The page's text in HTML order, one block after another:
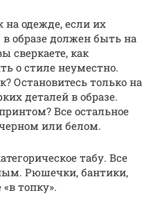
на одежде, если их
образе должен быть на
сверкаете, как
о стиле неуместно.
Остановитесь только на
деталей в образе.
Все остальное
или белом.
табу. Все
Рюшечки, бантики,
топку».